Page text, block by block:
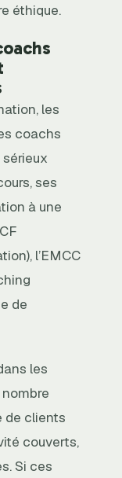
éthique.
les
coachs
ses
à une
l’EMCC
de
les
de clients
couverts,
Si ces